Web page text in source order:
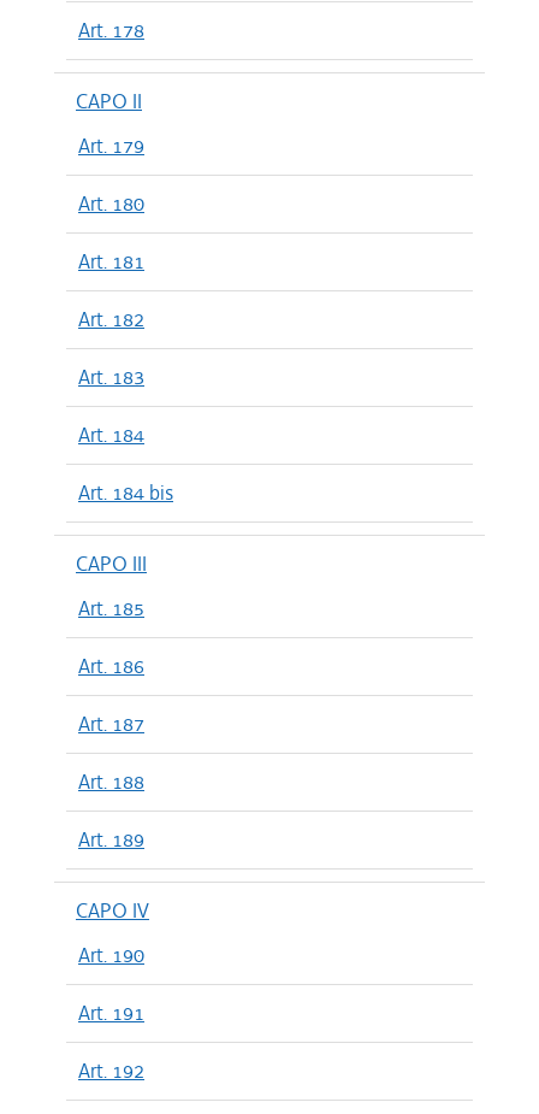
Art. 178
CAPO II
Art. 179
Art. 180
Art. 181
Art. 182
Art. 183
Art. 184
Art. 184 bis
CAPO III
Art. 185
Art. 186
Art. 187
Art. 188
Art. 189
CAPO IV
Art. 190
Art. 191
Art. 192